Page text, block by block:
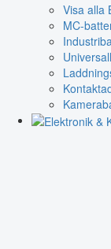
Visa alla
MC-